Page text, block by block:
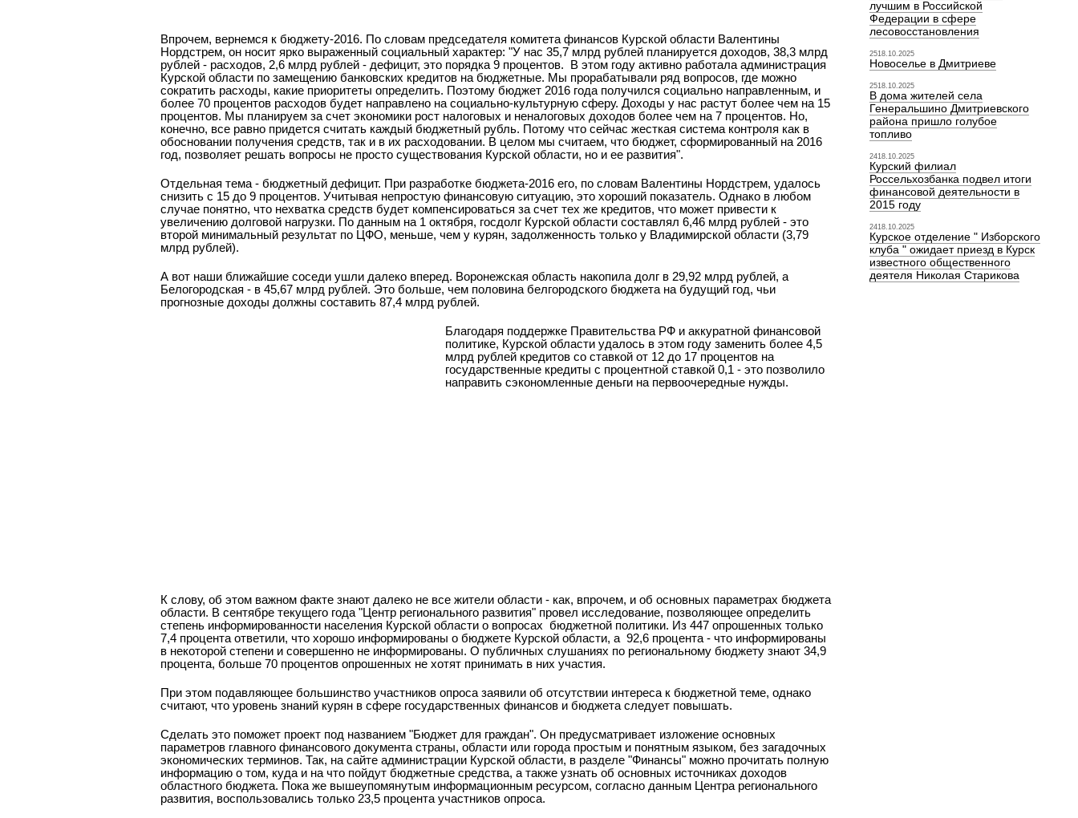
Впрочем, вернемся к бюджету-2016. По словам председателя комитета финансов Курской области Валентины
Нордстрем, он носит ярко выраженный социальный характер: "У нас 35,7 млрд рублей планируется доходов, 38,3 млрд
рублей - расходов, 2,6 млрд рублей - дефицит, это порядка 9 процентов. В этом году активно работала администрация
Курской области по замещению банковских кредитов на бюджетные. Мы прорабатывали ряд вопросов, где можно
сократить расходы, какие приоритеты определить. Поэтому бюджет 2016 года получился социально направленным, и
более 70 процентов расходов будет направлено на социально-культурную сферу. Доходы у нас растут более чем на 15
процентов. Мы планируем за счет экономики рост налоговых и неналоговых доходов более чем на 7 процентов. Но,
конечно, все равно придется считать каждый бюджетный рубль. Потому что сейчас жесткая система контроля как в
обосновании получения средств, так и в их расходовании. В целом мы считаем, что бюджет, сформированный на 2016
год, позволяет решать вопросы не просто существования Курской области, но и ее развития".
Отдельная тема - бюджетный дефицит. При разработке бюджета-2016 его, по словам Валентины Нордстрем, удалось
снизить с 15 до 9 процентов. Учитывая непростую финансовую ситуацию, это хороший показатель. Однако в любом
случае понятно, что нехватка средств будет компенсироваться за счет тех же кредитов, что может привести к
увеличению долговой нагрузки. По данным на 1 октября, госдолг Курской области составлял 6,46 млрд рублей - это
второй минимальный результат по ЦФО, меньше, чем у курян, задолженность только у Владимирской области (3,79
млрд рублей).
А вот наши ближайшие соседи ушли далеко вперед. Воронежская область накопила долг в 29,92 млрд рублей, а
Белогородская - в 45,67 млрд рублей. Это больше, чем половина белгородского бюджета на будущий год, чьи
прогнозные доходы должны составить 87,4 млрд рублей.
Благодаря поддержке Правительства РФ и аккуратной финансовой
политике, Курской области удалось в этом году заменить более 4,5
млрд рублей кредитов со ставкой от 12 до 17 процентов на
государственные кредиты с процентной ставкой 0,1 - это позволило
направить сэкономленные деньги на первоочередные нужды.
К слову, об этом важном факте знают далеко не все жители области - как, впрочем, и об основных параметрах бюджета
области. В сентябре текущего года "Центр регионального развития" провел исследование, позволяющее определить
степень информированности населения Курской области о вопросах бюджетной политики. Из 447 опрошенных только
7,4 процента ответили, что хорошо информированы о бюджете Курской области, а 92,6 процента - что информированы
в некоторой степени и совершенно не информированы. О публичных слушаниях по региональному бюджету знают 34,9
процента, больше 70 процентов опрошенных не хотят принимать в них участия.
При этом подавляющее большинство участников опроса заявили об отсутствии интереса к бюджетной теме, однако
считают, что уровень знаний курян в сфере государственных финансов и бюджета следует повышать.
Сделать это поможет проект под названием "Бюджет для граждан". Он предусматривает изложение основных
параметров главного финансового документа страны, области или города простым и понятным языком, без загадочных
экономических терминов. Так, на сайте администрации Курской области, в разделе "Финансы" можно прочитать полную
информацию о том, куда и на что пойдут бюджетные средства, а также узнать об основных источниках доходов
областного бюджета. Пока же вышеупомянутым информационным ресурсом, согласно данным Центра регионального
развития, воспользовались только 23,5 процента участников опроса.
лучшим в Российской
Федерации в сфере
лесовосстановления
2518.10.2025
Новоселье в Дмитриеве
2518.10.2025
В дома жителей села
Генеральшино Дмитриевского
района пришло голубое
топливо
2418.10.2025
Курский филиал
Россельхозбанка подвел итоги
финансовой деятельности в
2015 году
2418.10.2025
Курское отделение " Изборского
клуба " ожидает приезд в Курск
известного общественного
деятеля Николая Старикова